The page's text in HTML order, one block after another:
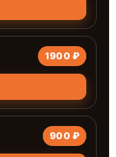
1900 ₽
900 ₽